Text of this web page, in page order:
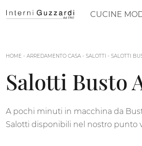
CUCINE
HOME - ARREDAMENTO CASA - SALOTTI - SALOTTI
Salotti Busto
A pochi minuti in macchina da
Salotti disponibili nel nostro punto